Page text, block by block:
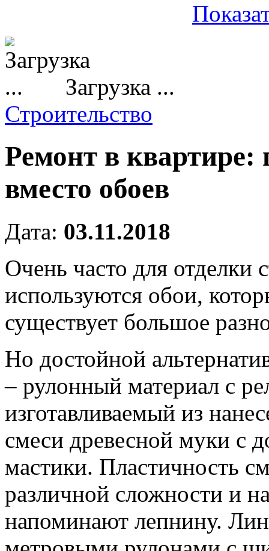
Загрузка ...
Строительство
Ремонт в квартире:
вместо обоев
Дата: 03.11.2018
Очень часто для
используются обои,
существует большое
Но достойной
– рулонный материал с
изготавливаемый из
смеси древесной муки с
мастики. Пластичность
различной сложности и
напоминают лепнину.